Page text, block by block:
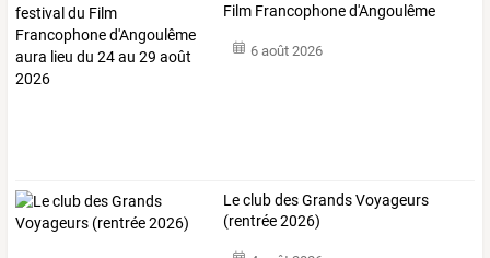
Film Francophoned'Angoulême
6 août 2026
Le club des Grands Voyageurs
(rentrée 2026)